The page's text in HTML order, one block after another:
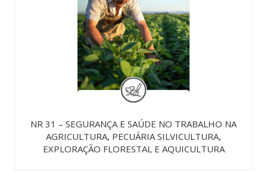
NR 31 – SEGURANÇA E SAÚDE NO TRABALHO NA
AGRICULTURA, PECUÁRIA SILVICULTURA,
EXPLORAÇÃO FLORESTAL E AQUICULTURA